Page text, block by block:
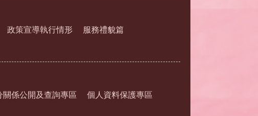
政策宣導執行情形 服務禮貌篇
係公開及查詢專區 個人資料保護專區